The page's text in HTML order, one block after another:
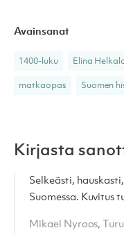
Avainsanat
1400-luku Elina
matkaopas Suomen
Kirjasta
Selkeästi,
Suomessa. Kuvitus
Mikael Nyroos,